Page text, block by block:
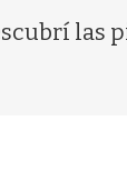
las